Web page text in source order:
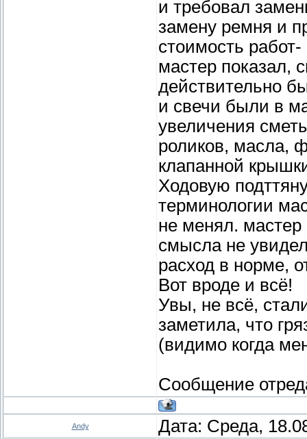
и требовал
замену ремня и
стоимость
мастер показал,
действительно
и свечи были в
увеличения
роликов, масла,
клапанной
Ходовую
терминологии
не менял. мастер
смысла не
расход в норме,
Вот вроде и всё!
Увы, не всё,
заметила, что
(видимо когда
Сообщение
Andy Дата: Среда,